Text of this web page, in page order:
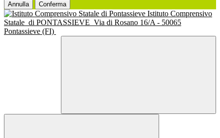
Annulla Conferma
Istituto Comprensivo
Statale di PONTASSIEVE Via di Rosano 16/A - 50065
Pontassieve (FI)